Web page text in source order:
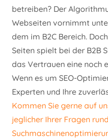
betreiben? Der
Webseiten vornimmt
dem im B2C Bereich.
Seiten spielt bei der B2B
das Vertrauen eine noch
Wenn es um SEO-
Experten und Ihre
Kommen Sie gerne auf
jeglicher Ihrer Fragen